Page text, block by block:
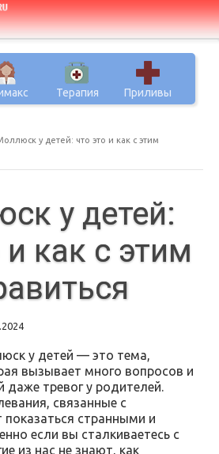
Терапия Приливы
у детей: что это и как с этим
у детей:
и как с этим
у детей — это тема,
вызывает много вопросов и
даже тревог у родителей.
связанные с
странными и
если вы сталкиваетесь с
из нас не знают, как